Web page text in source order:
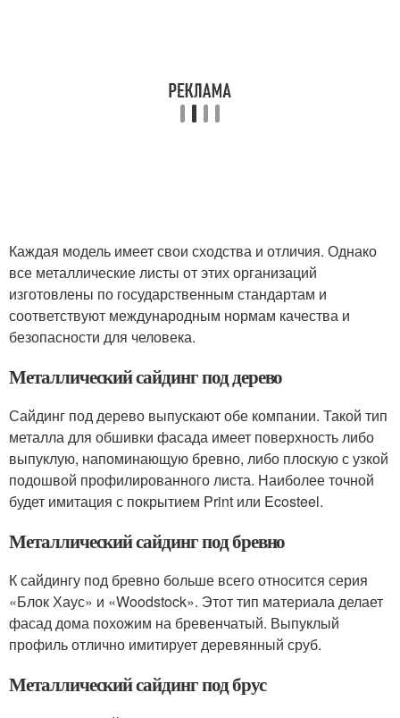
Каждая модель имеет свои сходства и отличия. Однако
все металлические листы от этих организаций
изготовлены по государственным стандартам и
соответствуют международным нормам качества и
безопасности для человека.
Металлический сайдинг под дерево
Сайдинг под дерево выпускают обе компании. Такой тип
металла для обшивки фасада имеет поверхность либо
выпуклую, напоминающую бревно, либо плоскую с узкой
подошвой профилированного листа. Наиболее точной
будет имитация с покрытием Print или Ecosteel.
Металлический сайдинг под бревно
К сайдингу под бревно больше всего относится серия
«Блок Хаус» и «Woodstock». Этот тип материала делает
фасад дома похожим на бревенчатый. Выпуклый
профиль отлично имитирует деревянный сруб.
Металлический сайдинг под брус